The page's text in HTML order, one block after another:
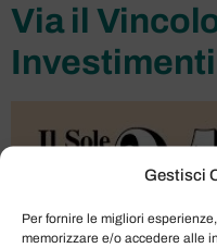
Gestisci
Per fornire le migliori
memorizzare e/o accedere alle
Via il
Investimenti